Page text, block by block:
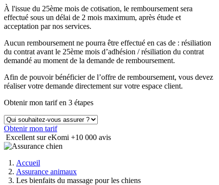
À l'issue du 25ème mois de cotisation, le remboursement sera
effectué sous un délai de 2 mois maximum, après étude et
acceptation par nos services.
Aucun remboursement ne pourra être effectué en cas de : résiliation
du contrat avant le 25ème mois d’adhésion / résiliation du contrat
demandé au moment de la demande de remboursement.
Afin de pouvoir bénéficier de l’offre de remboursement, vous devez
réaliser votre demande directement sur votre espace client.
Obtenir mon tarif en 3 étapes
Obtenir mon tarif
Excellent sur eKomi +10 000 avis
Accueil
Assurance animaux
Les bienfaits du massage pour les chiens